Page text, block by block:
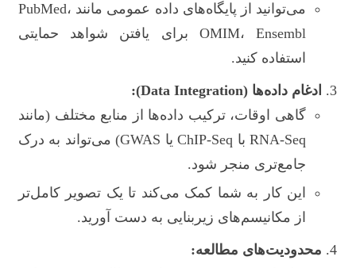
می‌توانید از پایگاه‌های داده عمومی مانند PubMed،
OMIM، Ensembl برای یافتن شواهد حمایتی
استفاده کنید.
ادغام داده‌ها (Data Integration):
گاهی اوقات، ترکیب داده‌ها از منابع مختلف (مانند
RNA-Seq با ChIP-Seq یا GWAS) می‌تواند به درک
جامع‌تری منجر شود.
این کار به شما کمک می‌کند تا یک تصویر کامل‌تر
از مکانیسم‌های زیربنایی به دست آورید.
محدودیت‌های مطالعه: